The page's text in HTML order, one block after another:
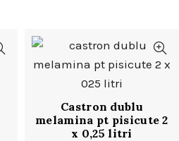
Castron dublu
melamina pt pisicute 2
x 0,25 litri